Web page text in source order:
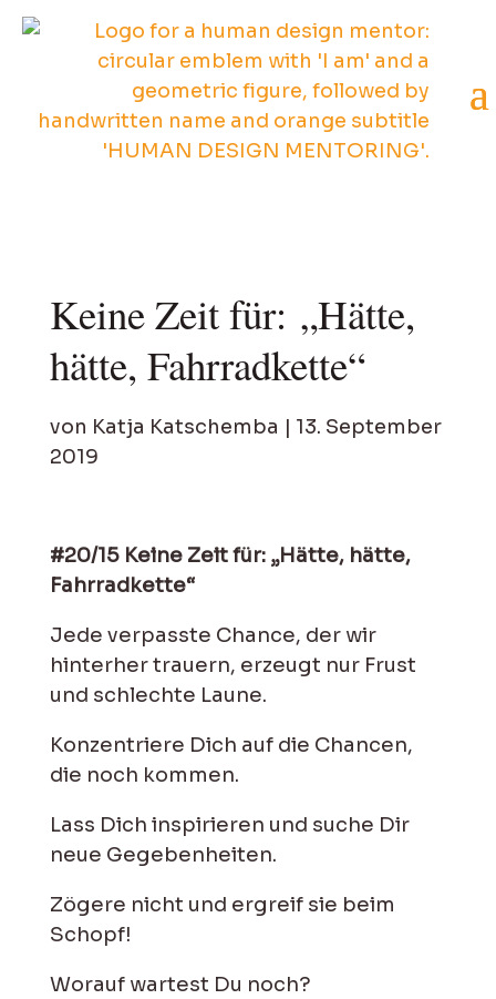
Keine Zeit für: „Hätte,
hätte, Fahrradkette“
von Katja Katschemba | 13. September
2019
#20/15 Keine Zeit für: „Hätte, hätte,
Fahrradkette“
Jede verpasste Chance, der wir
hinterher trauern, erzeugt nur Frust
und schlechte Laune.
Konzentriere Dich auf die Chancen,
die noch kommen.
Lass Dich inspirieren und suche Dir
neue Gegebenheiten.
Zögere nicht und ergreif sie beim
Schopf!
Worauf wartest Du noch?